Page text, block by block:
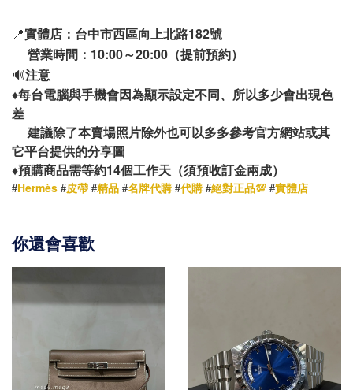
📍實體店：台中市西區向上北路182號
營業時間：10:00～20:00（提前預約）
🔊注意
♦️每台電腦與手機會因為顯示設定不同、所以多少會出現色
差
建議除了本賣場照片除外也可以多多參考官方網站或其
它平台提供的分享圖
♦️預購商品需等約14個工作天（須預收訂金兩成）
#Hermès #皮帶 #精品 #名牌代購 #代購 #絕對正品💯 #實體店
你還會喜歡